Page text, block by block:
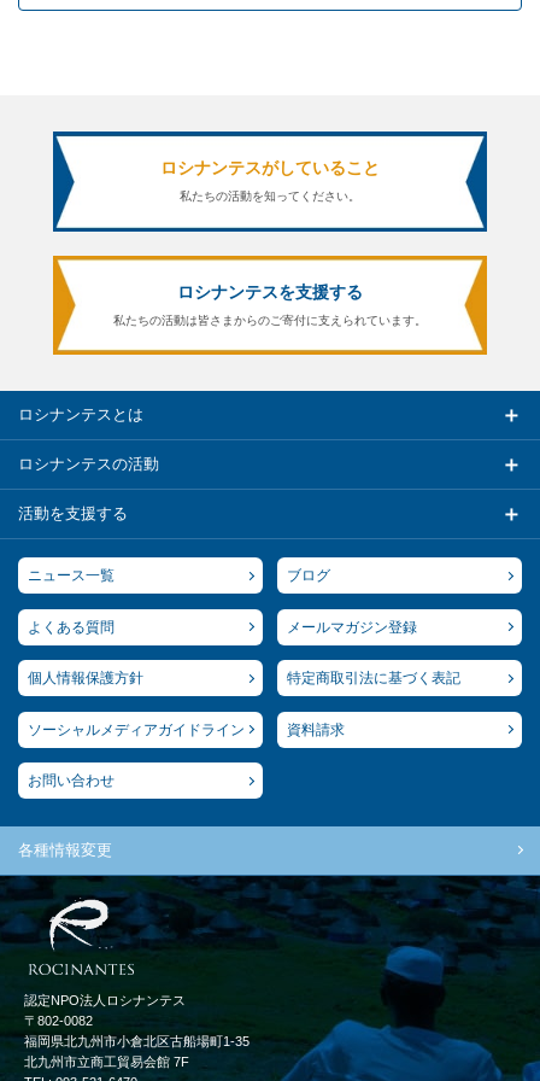
ロシナンテスがしていること
私たちの活動を知ってください。
ロシナンテスを支援する
私たちの活動は皆さまからのご寄付に支えられています。
ロシナンテスとは
ロシナンテスの活動
活動を支援する
ニュース一覧 ブログ
よくある質問 メールマガジン登録
個人情報保護方針 特定商取引法に基づく表記
ソーシャルメディアガイドライン 資料請求
お問い合わせ
各種情報変更
認定NPO法人ロシナンテス
〒802-0082
福岡県北九州市小倉北区古船場町1-35
北九州市立商工貿易会館 7F